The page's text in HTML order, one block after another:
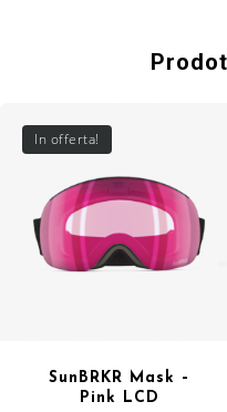
In offerta!
SunBRKR Mask –
Pink LCD